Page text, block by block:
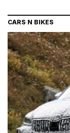
CARS N BIKES